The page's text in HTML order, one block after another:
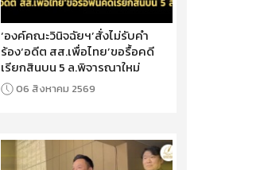
‘องค์คณะวินิจฉัยฯ’สั่งไม่รับคำ
ร้อง‘อดีต สส.เพื่อไทย’ขอรื้อคดี
เรียกสินบน 5 ล.พิจารณาใหม่
06 สิงหาคม 2569